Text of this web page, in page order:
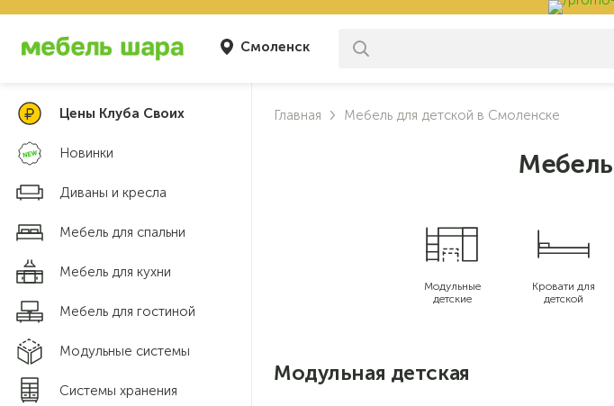
Смоленск
Цены Клуба Своих
Новинки
Диваны и кресла
Мебель для спальни
Мебель для кухни
Мебель для гостиной
Модульные системы
Системы хранения
Главная Мебель для детской в Смоленске
Модульные
детские
Кровати для
детской
Модульная детская